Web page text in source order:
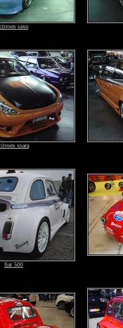
citroen saxo
xsara
fiat 500